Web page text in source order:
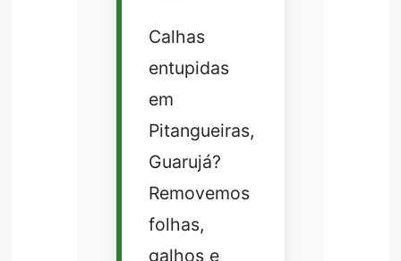
Calhas
entupidas
em
Pitangueiras,
Guarujá?
Removemos
folhas,
galhos e